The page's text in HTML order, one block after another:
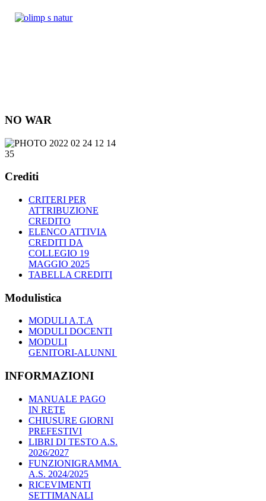
NO WAR
Crediti
CRITERI PER
ATTRIBUZIONE
CREDITO
ELENCO ATTIVIA
CREDITI DA
COLLEGIO 19
MAGGIO 2025
TABELLA CREDITI
Modulistica
MODULI A.T.A
MODULI DOCENTI
MODULI
GENITORI-ALUNNI
INFORMAZIONI
MANUALE PAGO
IN RETE
CHIUSURE GIORNI
PREFESTIVI
LIBRI DI TESTO A.S.
2026/2027
FUNZIONIGRAMMA
A.S. 2024/2025
RICEVIMENTI
SETTIMANALI